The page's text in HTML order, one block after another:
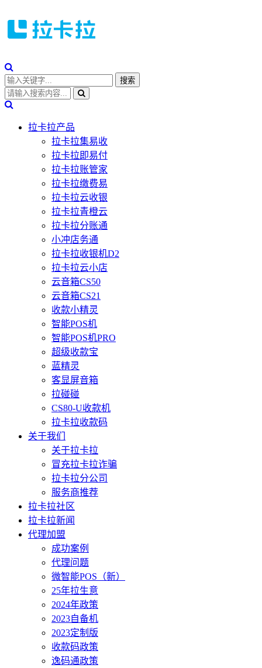
拉卡拉产品
拉卡拉集易收
拉卡拉即易付
拉卡拉账管家
拉卡拉缴费易
拉卡拉云收银
拉卡拉青橙云
拉卡拉分账通
小冲店务通
拉卡拉收银机D2
拉卡拉云小店
云音箱CS50
云音箱CS21
收款小精灵
智能POS机
智能POS机PRO
超级收款宝
蓝精灵
客显屏音箱
拉碰碰
CS80-U收款机
拉卡拉收款码
关于我们
关于拉卡拉
冒充拉卡拉诈骗
拉卡拉分公司
服务商推荐
拉卡拉社区
拉卡拉新闻
代理加盟
成功案例
代理问题
微智能POS（新）
25年拉生意
2024年政策
2023自备机
2023定制版
收款码政策
逸码通政策